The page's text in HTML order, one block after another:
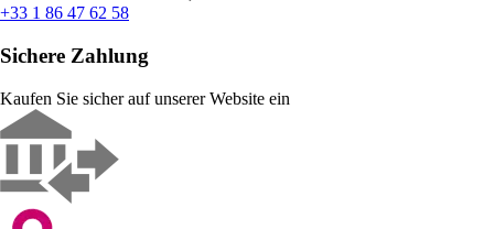
+33 1 86 47 62 58
Sichere Zahlung
Kaufen Sie sicher auf unserer Website ein